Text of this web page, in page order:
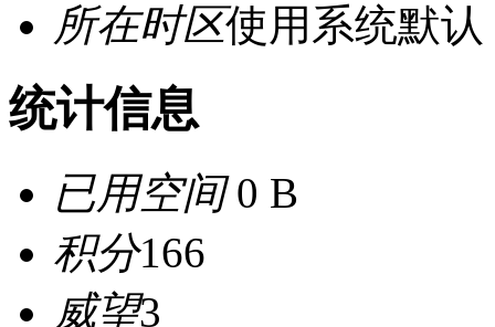
所在时区使用系统默认
统计信息
已用空间0 B
积分166
威望3